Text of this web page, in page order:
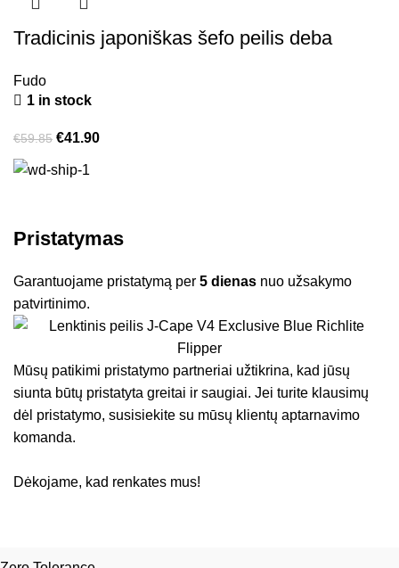
Tradicinis japoniškas šefo peilis deba
Fudo
1 in stock
€59.85 €41.90
Pristatymas
Garantuojame pristatymą per5 dienas nuo užsakymo
patvirtinimo.
Mūsų patikimi pristatymo partneriai užtikrina, kad jūsų
siunta būtų pristatyta greitai ir saugiai. Jei turite klausimų
dėl pristatymo, susisiekite su mūsų klientų aptarnavimo
komanda.
Dėkojame, kad renkates mus!